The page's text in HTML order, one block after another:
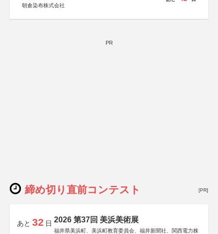
朝倉染布株式会社
PR
締め切り直前コンテスト [PR]
あと 32 日 2026 第37回 美浜美術展
福井県美浜町、美浜町教育委員会、福井新聞社、関西電力株